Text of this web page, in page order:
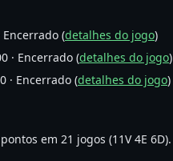
Encerrado (detalhes do jogo)
· Encerrado (detalhes do jogo)
· Encerrado (detalhes do jogo)
em 21 jogos (11V 4E 6D).